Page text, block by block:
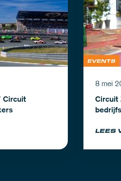
Circuit
EVENTS
8 mei
Circuit
LEES